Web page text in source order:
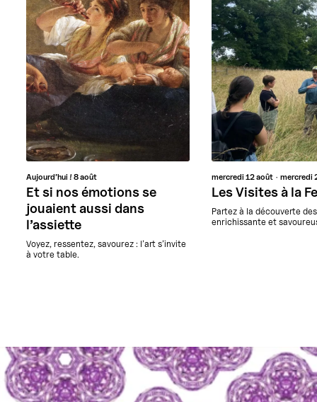
Aujourd’hui !8 août
Et si nos émotions se
jouaient aussi dans
l’assiette
Voyez, ressentez, savourez : l’art s’invite
à votre table.
mercredi12 août mercredi
Les Visites à la
Partez à la découverte
enrichissante et